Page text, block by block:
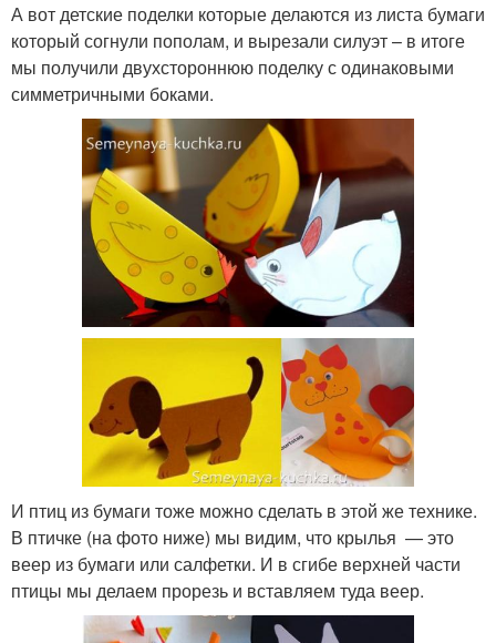
А вот детские поделки которые делаются из листа бумаги
который согнули пополам, и вырезали силуэт – в итоге
мы получили двухстороннюю поделку с одинаковыми
симметричными боками.
И птиц из бумаги тоже можно сделать в этой же технике.
В птичке (на фото ниже) мы видим, что крылья — это
веер из бумаги или салфетки. И в сгибе верхней части
птицы мы делаем прорезь и вставляем туда веер.